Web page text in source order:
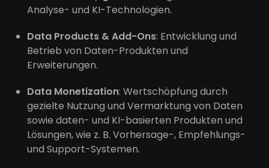
Analyse- und KI-Technologien.
Data Products & Add-Ons: Entwicklung und
Betrieb von Daten-Produkten und
Erweiterungen.
Data Monetization: Wertschöpfung durch
gezielte Nutzung und Vermarktung von Daten
sowie daten- und KI-basierten Produkten und
Lösungen, wie z. B. Vorhersage-, Empfehlungs-
und Support-Systemen.